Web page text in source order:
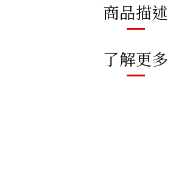
商品描述
了解更多